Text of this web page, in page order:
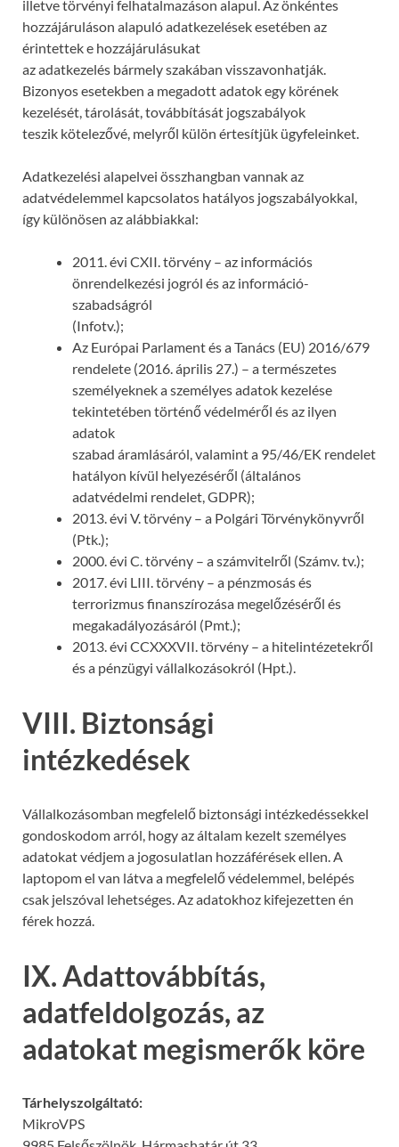
illetve törvényi felhatalmazáson alapul. Az önkéntes
hozzájáruláson alapuló adatkezelések esetében az
érintettek e hozzájárulásukat
az adatkezelés bármely szakában visszavonhatják.
Bizonyos esetekben a megadott adatok egy körének
kezelését, tárolását, továbbítását jogszabályok
teszik kötelezővé, melyről külön értesítjük ügyfeleinket.
Adatkezelési alapelvei összhangban vannak az
adatvédelemmel kapcsolatos hatályos jogszabályokkal,
így különösen az alábbiakkal:
2011. évi CXII. törvény – az információs
önrendelkezési jogról és az információ-
szabadságról
(Infotv.);
Az Európai Parlament és a Tanács (EU) 2016/679
rendelete (2016. április 27.) – a természetes
személyeknek a személyes adatok kezelése
tekintetében történő védelméről és az ilyen
adatok
szabad áramlásáról, valamint a 95/46/EK rendelet
hatályon kívül helyezéséről (általános
adatvédelmi rendelet, GDPR);
2013. évi V. törvény – a Polgári Törvénykönyvről
(Ptk.);
2000. évi C. törvény – a számvitelről (Számv. tv.);
2017. évi LIII. törvény – a pénzmosás és
terrorizmus finanszírozása megelőzéséről és
megakadályozásáról (Pmt.);
2013. évi CCXXXVII. törvény – a hitelintézetekről
és a pénzügyi vállalkozásokról (Hpt.).
VIII. Biztonsági
intézkedések
Vállalkozásomban megfelelő biztonsági intézkedéssekkel
gondoskodom arról, hogy az általam kezelt személyes
adatokat védjem a jogosulatlan hozzáférések ellen. A
laptopom el van látva a megfelelő védelemmel, belépés
csak jelszóval lehetséges. Az adatokhoz kifejezetten én
férek hozzá.
IX. Adattovábbítás,
adatfeldolgozás, az
adatokat megismerők köre
Tárhelyszolgáltató:
MikroVPS